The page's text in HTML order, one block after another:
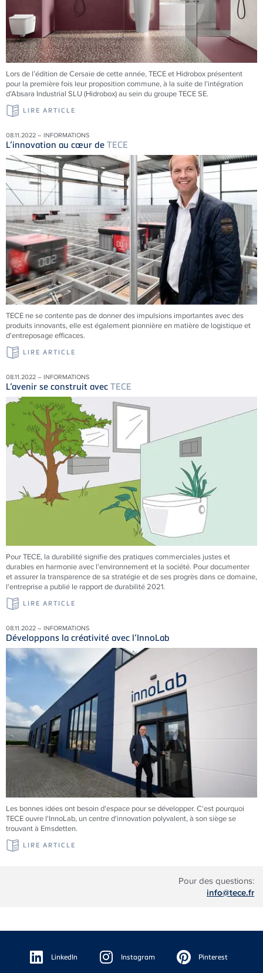
Pour des questions:
info@tece.fr
Lors de l’édition de Cersaie de cette année, TECE et Hidrobox présentent
pour la première fois leur proposition commune, à la suite de l’intégration
d’Absara Industrial SLU (Hidrobox) au sein du groupe TECE SE.
LIRE ARTICLE
08.11.2022 – INFORMATIONS
L’innovation au cœur de TECE
TECE ne se contente pas de donner des impulsions importantes avec des
produits innovants, elle est également pionnière en matière de logistique et
d'entreposage efficaces.
LIRE ARTICLE
08.11.2022 – INFORMATIONS
L’avenir se construit avec TECE
PourTECE, la durabilité signifie des pratiques commerciales justes et
durables en harmonie avec l'environnement et la société. Pour documenter
et assurer la transparence de sa stratégie et de ses progrès dans ce domaine,
l'entreprise a publié le rapport de durabilité 2021.
LIRE ARTICLE
08.11.2022 – INFORMATIONS
Développons la créativité avec l’InnoLab
Les bonnes idées ont besoin d'espace pour se développer. C'est pourquoi
TECEouvre l'InnoLab, un centre d'innovation polyvalent, à son siège se
trouvant à Emsdetten.
LIRE ARTICLE
Floating
Sidebar LinkedIn Instagram Pinterest